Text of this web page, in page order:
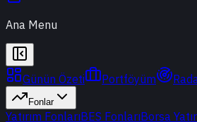
Ana Menu
Günün Özeti Portföyüm
Fonlar
Yatırım FonlarıBES FonlarıBorsa